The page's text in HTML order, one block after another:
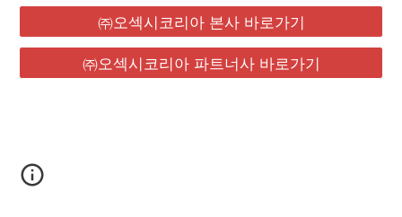
㈜오섹시코리아 본사 바로가기
㈜오섹시코리아 파트너사 바로가기